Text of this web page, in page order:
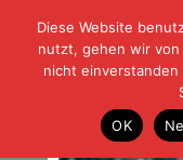
| | |
HOME|REGELN
Jetzt gegen
Samstag, 18.12.21 |
Diese Website
nutzt, gehen wir von
nicht
OK